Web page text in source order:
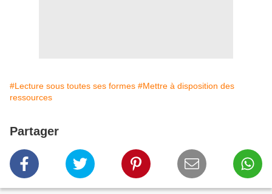
#Lecture sous toutes ses formes #Mettre à disposition des
ressources
Partager